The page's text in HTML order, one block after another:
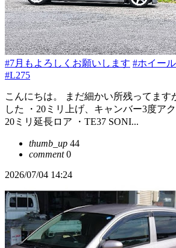
#7月もよろしくお願いします #ホイー
#L275
こんにちは。 まだ細かい所残ってます
した ・20ミリ上げ、キャンバー3度ア
20ミリ延長ロア ・TE37 SONI...
thumb_up 44
comment0
2026/07/04 14:24